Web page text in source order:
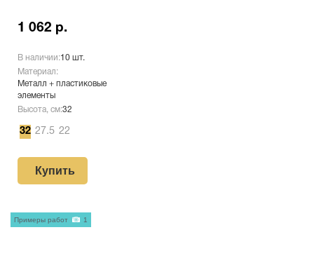
1 062 р.
В наличии:10 шт.
Материал:
Металл + пластиковые
элементы
Высота, см:32
32 27.5 22
Купить
Примеры работ 1